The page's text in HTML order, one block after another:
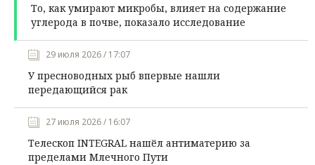
То, как умирают микробы, влияет на содержание
углерода в почве, показало исследование
29 июля 2026 / 17:07
У пресноводных рыб впервые нашли
передающийся рак
27 июля 2026 / 16:07
Телескоп INTEGRAL нашёл антиматерию за
пределами Млечного Пути